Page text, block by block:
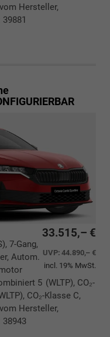
Hersteller,
33.515,– €
UVP:44.890,– €
incl. 19% MwSt.
7-Gang,
Autom.
5 (WLTP), CO₂-
CO₂-Klasse C,
Hersteller,
38943